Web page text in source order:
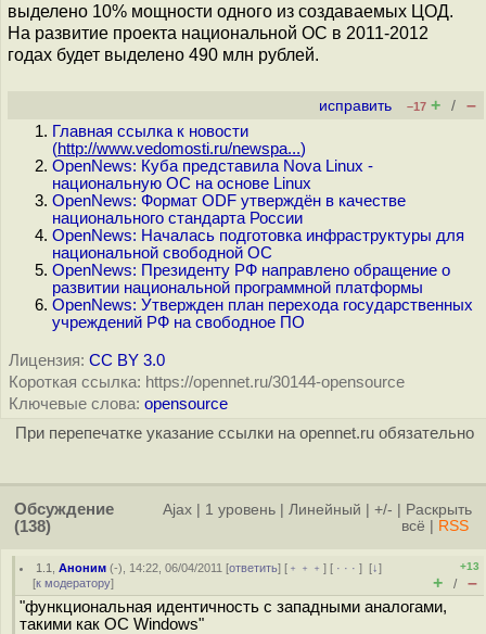
выделено 10% мощности одного из создаваемых ЦОД.
На развитие проекта национальной ОС в 2011-2012
годах будет выделено 490 млн рублей.
исправить –17 + / –
Главная ссылка к новости
(http://www.vedomosti.ru/newspa...)
OpenNews: Куба представила Nova Linux -
национальную ОС на основе Linux
OpenNews: Формат ODF утверждён в качестве
национального стандарта России
OpenNews: Началась подготовка инфраструктуры для
национальной свободной ОС
OpenNews: Президенту РФ направлено обращение о
развитии национальной программной платформы
OpenNews: Утвержден план перехода государственных
учреждений РФ на свободное ПО
Лицензия: CC BY 3.0
Короткая ссылка: https://opennet.ru/30144-opensource
Ключевые слова: opensource
При перепечатке указание ссылки на opennet.ru обязательно
Обсуждение
(138)
Ajax 1 уровень Линейный +/-
Раскрыть
всё
RSS
1.1 ,Аноним (-), 14:22, 06/04/2011 [ответить] [ ﹢﹢﹢] [ · · ·][↓]
[к модератору]
+13
+ / –
"функциональная идентичность с западными аналогами,
такими как ОС Windows"